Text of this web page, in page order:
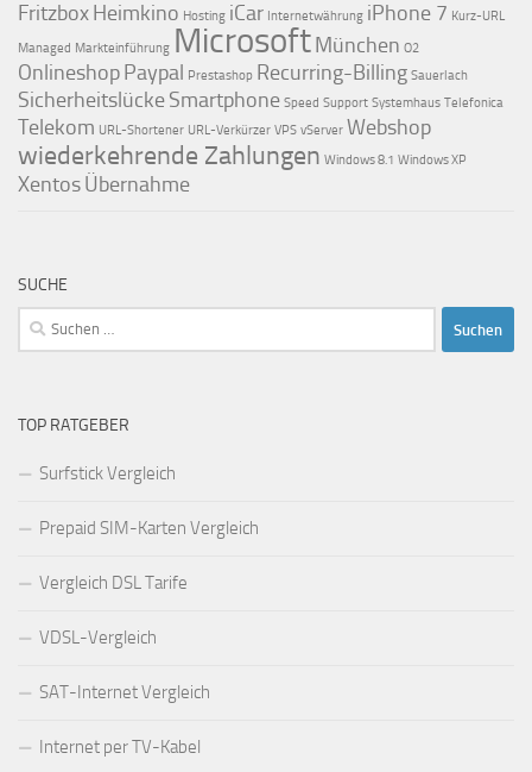
Fritzbox Heimkino Hosting iCar Internetwährung iPhone 7 Kurz-URL
Managed Markteinführung Microsoft München O2
Onlineshop Paypal Prestashop Recurring-Billing Sauerlach
Sicherheitslücke Smartphone Speed Support Systemhaus Telefonica
Telekom URL-Shortener URL-Verkürzer VPS vServer Webshop
wiederkehrende Zahlungen Windows 8.1 Windows XP
Xentos Übernahme
SUCHE
Suchen
nach:
TOP RATGEBER
Surfstick Vergleich
Prepaid SIM-Karten Vergleich
Vergleich DSL Tarife
VDSL-Vergleich
SAT-Internet Vergleich
Internet per TV-Kabel